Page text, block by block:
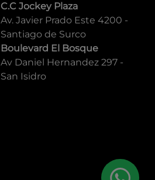
C.C Jockey Plaza
Av. Javier Prado Este 4200 -
Santiago de Surco
Boulevard El Bosque
Av Daniel Hernandez 297 -
San Isidro